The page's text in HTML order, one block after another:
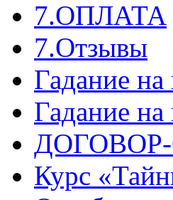
7.ОПЛАТА
7.Отзывы
Гадание на
Гадание на
Курс